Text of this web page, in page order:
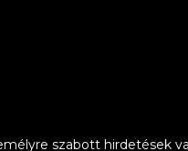
szabott hirdetések